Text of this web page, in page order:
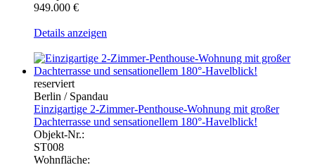
949.000 €
Details anzeigen
reserviert
Berlin / Spandau
Einzigartige 2-Zimmer-Penthouse-Wohnung mit großer
Dachterrasse und sensationellem 180°-Havelblick!
Objekt-Nr.:
ST008
Wohnfläche: